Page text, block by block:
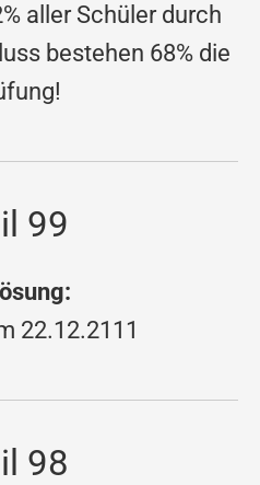
aller Schüler durch
bestehen 68% die
99
22.12.2111
98